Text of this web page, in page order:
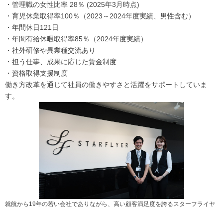
・管理職の女性比率 28％ (2025年3月時点)
・育児休業取得率100％（2023～2024年度実績、男性含む）
・年間休日121日
・年間有給休暇取得率85％（2024年度実績）
・社外研修や異業種交流あり
・担う仕事、成果に応じた賃金制度
・資格取得支援制度
働き方改革を通じて社員の働きやすさと活躍をサポートしていま
す。
就航から19年の若い会社でありながら、高い顧客満足度を誇るスターフライヤ